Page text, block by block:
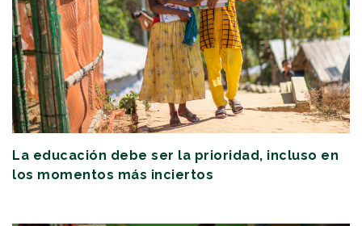
La educación debe ser la prioridad, incluso en
los momentos más inciertos